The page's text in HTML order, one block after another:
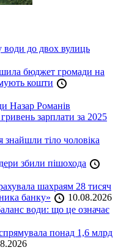
води до двох вулиць
бюджет громади на
кошти
Назар Романів
зарплати за 2025
тіло чоловіка
збили пішохода
шахраям 28 тисяч
банку»
10.08.2026
води: що це означає
понад 1,6 млрд